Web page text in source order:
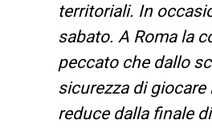
territoriali. In
sabato. A Roma la
peccato che dallo
sicurezza di
reduce dalla finale